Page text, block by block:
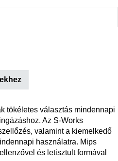
tökéletes választás mindennapi
Az S-Works
valamint a kiemelkedő
használatra. Mips
és letisztult formával